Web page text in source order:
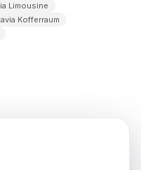
Limousine
Kofferraum